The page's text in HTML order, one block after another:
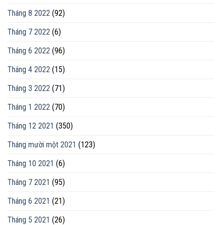
Tháng 8 2022 (92)
Tháng 7 2022 (6)
Tháng 6 2022 (96)
Tháng 4 2022 (15)
Tháng 3 2022 (71)
Tháng 1 2022 (70)
Tháng 12 2021 (350)
Tháng mười một 2021 (123)
Tháng 10 2021 (6)
Tháng 7 2021 (95)
Tháng 6 2021 (21)
Tháng 5 2021 (26)